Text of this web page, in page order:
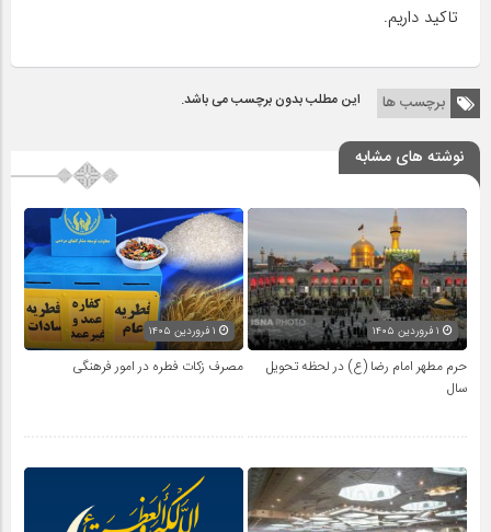
تاکید داریم.
برچسب ها این مطلب بدون برچسب می باشد.
نوشته های مشابه
حرم مطهر امام رضا (ع) در لحظه تحویل
سال
مصرف زکات فطره در امور فرهنگی